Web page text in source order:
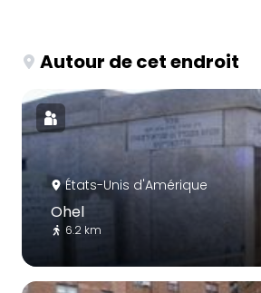
Autour de cet endroit
États-Unis d'Amérique
Ohel
6.2 km